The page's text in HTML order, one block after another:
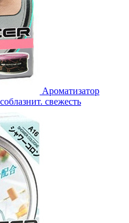
Ароматизатор
свежесть